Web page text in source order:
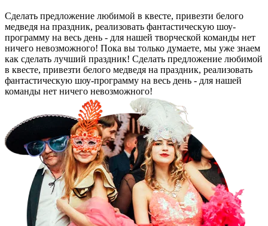
Сделать предложение любимой в квесте, привезти белого
медведя на праздник, реализовать фантастическую шоу-
программу на весь день - для нашей творческой команды нет
ничего невозможного! Пока вы только думаете, мы уже знаем
как сделать лучший праздник! Сделать предложение любимой
в квесте, привезти белого медведя на праздник, реализовать
фантастическую шоу-программу на весь день - для нашей
команды нет ничего невозможного!